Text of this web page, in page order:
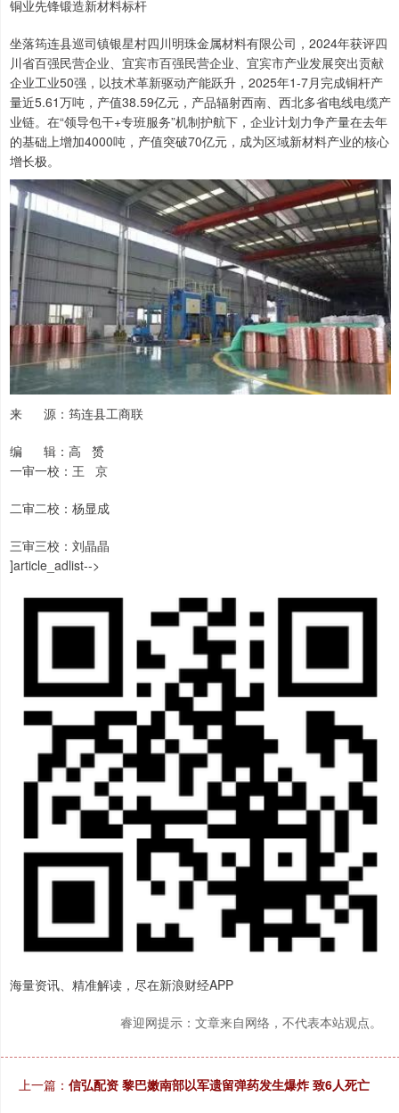
铜业先锋锻造新材料标杆
坐落筠连县巡司镇银星村四川明珠金属材料有限公司，2024年获评四
川省百强民营企业、宜宾市百强民营企业、宜宾市产业发展突出贡献
企业工业50强，以技术革新驱动产能跃升，2025年1-7月完成铜杆产
量近5.61万吨，产值38.59亿元，产品辐射西南、西北多省电线电缆产
业链。在“领导包干+专班服务”机制护航下，企业计划力争产量在去年
的基础上增加4000吨，产值突破70亿元，成为区域新材料产业的核心
增长极。
来 源：筠连县工商联
编 辑：高 赟
一审一校：王 京
二审二校：杨显成
三审三校：刘晶晶
]article_adlist-->
海量资讯、精准解读，尽在新浪财经APP
睿迎网提示：文章来自网络，不代表本站观点。
上一篇： 信弘配资 黎巴嫩南部以军遗留弹药发生爆炸 致6人死亡